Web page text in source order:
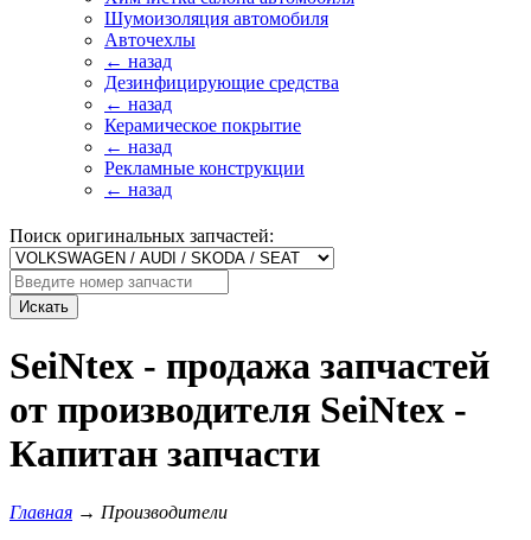
Шумоизоляция автомобиля
Авточехлы
← назад
Дезинфицирующие средства
← назад
Керамическое покрытие
← назад
Рекламные конструкции
← назад
Поиск оригинальных запчастей:
Искать
SeiNtex - продажа запчастей
от производителя SeiNtex -
Капитан запчасти
Главная → Производители